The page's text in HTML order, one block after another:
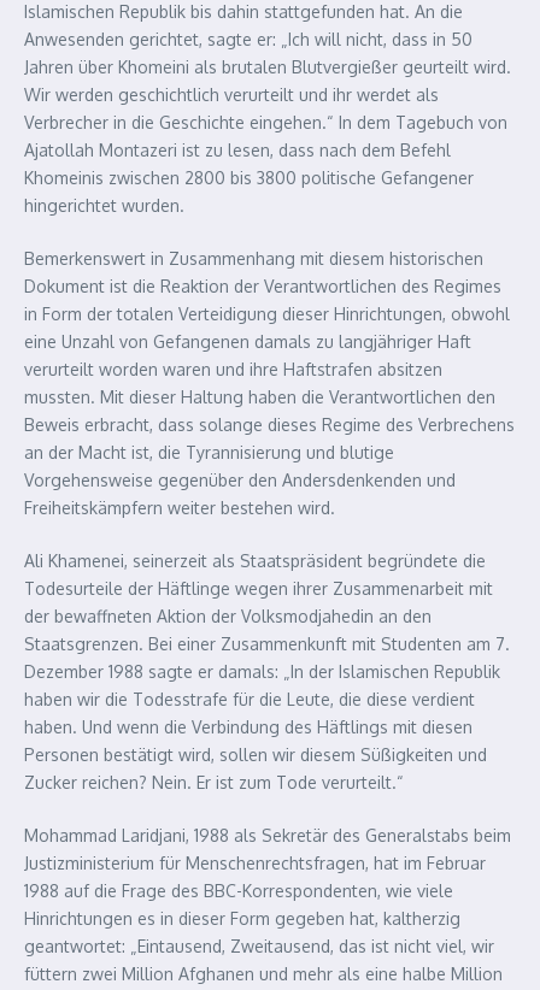
Islamischen Republik bis dahin stattgefunden hat. An die
Anwesenden gerichtet, sagte er: „ Ich will nicht, dass in 50
Jahren über Khomeini als brutalen Blutvergießer geurteilt wird.
Wir werden geschichtlich verurteilt und ihr werdet als
Verbrecher in die Geschichte eingehen.“ In dem Tagebuch von
Ajatollah Montazeri ist zu lesen, dass nach dem Befehl
Khomeinis zwischen 2800 bis 3800 politische Gefangener
hingerichtet wurden.
Bemerkenswert in Zusammenhang mit diesem historischen
Dokument ist die Reaktion der Verantwortlichen des Regimes
in Form der totalen Verteidigung dieser Hinrichtungen, obwohl
eine Unzahl von Gefangenen damals zu langjähriger Haft
verurteilt worden waren und ihre Haftstrafen absitzen
mussten. Mit dieser Haltung haben die Verantwortlichen den
Beweis erbracht, dass solange dieses Regime des Verbrechens
an der Macht ist, die Tyrannisierung und blutige
Vorgehensweise gegenüber den Andersdenkenden und
Freiheitskämpfern weiter bestehen wird.
Ali Khamenei, seinerzeit als Staatspräsident begründete die
Todesurteile der Häftlinge wegen ihrer Zusammenarbeit mit
der bewaffneten Aktion der Volksmodjahedin an den
Staatsgrenzen. Bei einer Zusammenkunft mit Studenten am 7.
Dezember 1988 sagte er damals: „ In der Islamischen Republik
haben wir die Todesstrafe für die Leute, die diese verdient
haben. Und wenn die Verbindung des Häftlings mit diesen
Personen bestätigt wird, sollen wir diesem Süßigkeiten und
Zucker reichen? Nein. Er ist zum Tode verurteilt.“
Mohammad Laridjani, 1988 als Sekretär des Generalstabs beim
Justizministerium für Menschenrechtsfragen, hat im Februar
1988 auf die Frage des BBC-Korrespondenten, wie viele
Hinrichtungen es in dieser Form gegeben hat, kaltherzig
geantwortet: „ Eintausend, Zweitausend, das ist nicht viel, wir
füttern zwei Million Afghanen und mehr als eine halbe Million